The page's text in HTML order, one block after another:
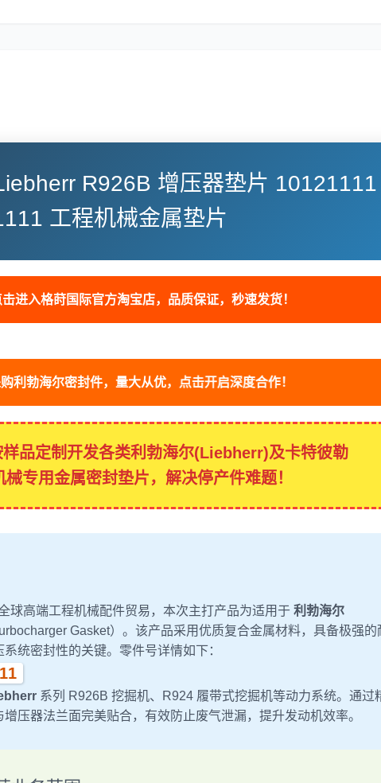
R926B 增压器垫片 10121111
工程机械金属垫片
入格莳国际官方淘宝店，品质保证，秒速发货！
利勃海尔密封件，量大从优，点击开启深度合作！
品定制开发各类利勃海尔(Liebherr)及卡特彼勒
专用金属密封垫片，解决停产件难题！
球高端工程机械配件贸易，本次主打产品为适用于 利勃海尔
Gasket）。该产品采用优质复合金属材料，具备极强的
统密封性的关键。零件号详情如下：
系列 R926B 挖掘机、R924 履带式挖掘机等动力系统。通过
压器法兰面完美贴合，有效防止废气泄漏，提升发动机效率。